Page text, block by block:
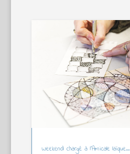
Weekend chargé à l’Amicale laïque…